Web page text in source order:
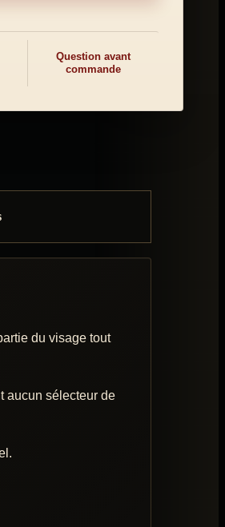
Question avant
commande
du visage tout
aucun sélecteur de